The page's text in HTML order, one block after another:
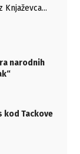
narodnih
kod Tackove